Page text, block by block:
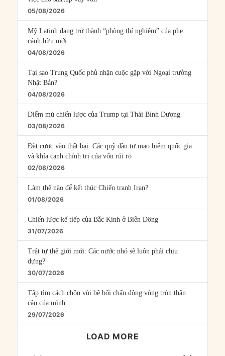
05/08/2026
Mỹ Latinh đang trở thành “phòng thí nghiệm” của phe
cánh hữu mới
04/08/2026
Tại sao Trung Quốc phủ nhận cuộc gặp với Ngoại trưởng
Nhật Bản?
04/08/2026
Điểm mù chiến lược của Trump tại Thái Bình Dương
03/08/2026
Đặt cược vào thất bại: Các quỹ đầu tư mạo hiểm quốc gia
và khía cạnh chính trị của vốn rủi ro
02/08/2026
Làm thế nào để kết thúc Chiến tranh Iran?
01/08/2026
Chiến lược kế tiếp của Bắc Kinh ở Biển Đông
31/07/2026
Trật tự thế giới mới: Các nước nhỏ sẽ luôn phải chịu
đựng?
30/07/2026
Tập tìm cách chôn vùi bê bối chấn động vòng tròn thân
cận của mình
29/07/2026
LOAD MORE